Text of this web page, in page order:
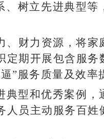
、树立先进典型等
、财力资源，将家
期开展包含服务
”服务质量及效率
型和优秀案例，
员主动服务百姓